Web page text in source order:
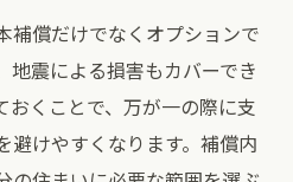
補償だけでなくオプションで
地震による損害もカバーでき
おくことで、万が一の際に支
避けやすくなります。補償内